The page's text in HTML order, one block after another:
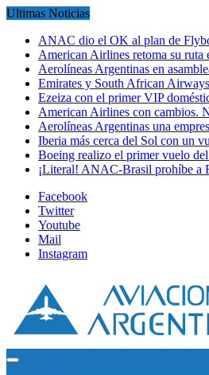
Ultimas Noticias
ANAC dio el OK al plan de
American Airlines retoma su
Aerolíneas Argentinas en
Emirates y South African
Ezeiza con el primer VIP
American Airlines con cambios.
Aerolíneas Argentinas una
Iberia más cerca del Sol con un
Boeing realizo el primer vuelo
¡Literal! ANAC-Brasil prohíbe a
Facebook
Twitter
Youtube
Mail
Instagram